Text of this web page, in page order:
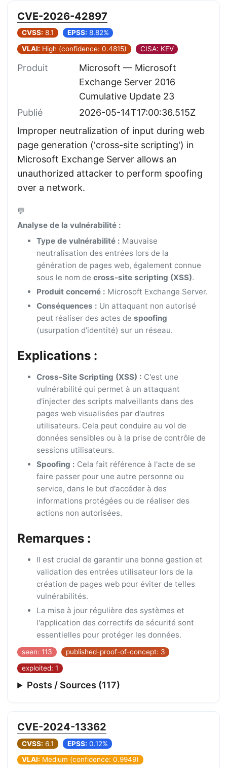
CVE-2026-42897
CVSS: 8.1 EPSS: 8.82%
VLAI: High (confidence: 0.4815) CISA: KEV
Produit
Microsoft — Microsoft
Exchange Server 2016
Cumulative Update 23
Publié
2026-05-14T17:00:36.515Z
Improper neutralization of input during web
page generation ('cross-site scripting') in
Microsoft Exchange Server allows an
unauthorized attacker to perform spoofing
over a network.
💬
Analyse de la vulnérabilité :
Type de vulnérabilité : Mauvaise
neutralisation des entrées lors de la
génération de pages web, également connue
sous le nom de cross-site scripting (XSS).
Produit concerné : Microsoft Exchange Server.
Conséquences : Un attaquant non autorisé
peut réaliser des actes de spoofing
(usurpation d’identité) sur un réseau.
Explications :
Cross-Site Scripting (XSS) : C'est une
vulnérabilité qui permet à un attaquant
d'injecter des scripts malveillants dans des
pages web visualisées par d'autres
utilisateurs. Cela peut conduire au vol de
données sensibles ou à la prise de contrôle de
sessions utilisateurs.
Spoofing : Cela fait référence à l'acte de se
faire passer pour une autre personne ou
service, dans le but d'accéder à des
informations protégées ou de réaliser des
actions non autorisées.
Remarques :
Il est crucial de garantir une bonne gestion et
validation des entrées utilisateur lors de la
création de pages web pour éviter de telles
vulnérabilités.
La mise à jour régulière des systèmes et
l'application des correctifs de sécurité sont
essentielles pour protéger les données.
seen: 113
published-proof-of-concept: 3
exploited: 1
Posts / Sources (117)
CVE-2024-13362
CVSS: 6.1 EPSS: 0.12%
VLAI: Medium (confidence: 0.9949)